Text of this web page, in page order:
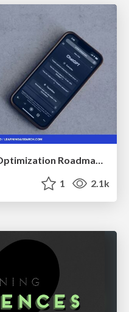
How to Build an AI Search Optimization Roadmap - Criteria and Steps to Take #SEOIRL
1 2.1k